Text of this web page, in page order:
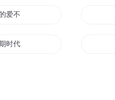
爱不过期
时代